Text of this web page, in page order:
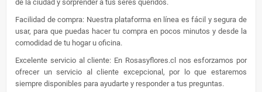
de la ciudad y sorprender a tus seres queridos.
Facilidad de compra: Nuestra plataforma en línea es fácil y segura de
usar, para que puedas hacer tu compra en pocos minutos y desde la
comodidad de tu hogar u oficina.
Excelente servicio al cliente: En Rosasyflores.cl nos esforzamos por
ofrecer un servicio al cliente excepcional, por lo que estaremos
siempre disponibles para ayudarte y responder a tus preguntas.